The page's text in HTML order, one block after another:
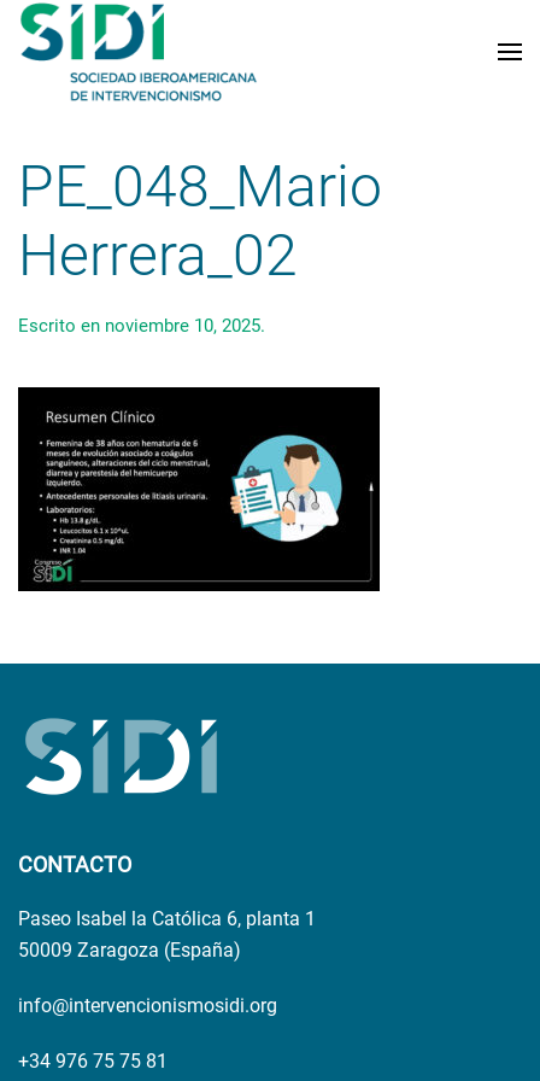
Skip to main content
PE_048_Mario
Herrera_02
Escrito en noviembre 10, 2025.
CONTACTO
Paseo Isabel la Católica 6, planta 1
50009 Zaragoza (España)
info@intervencionismosidi.org
+34 976 75 75 81